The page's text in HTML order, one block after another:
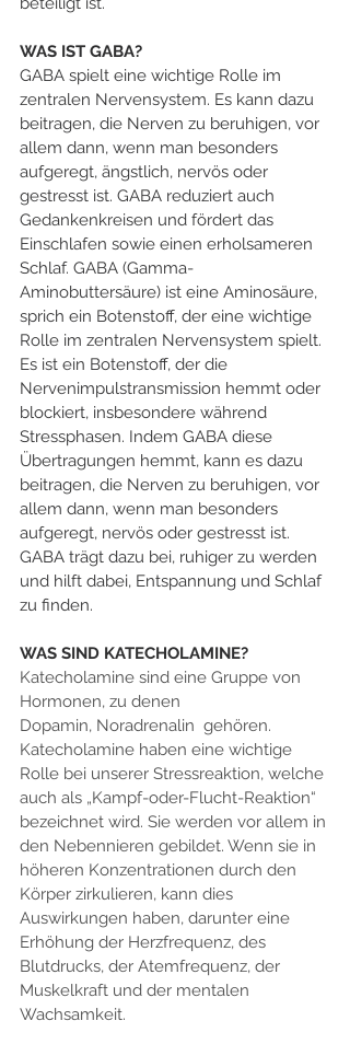
WAS IST GABA?
GABA spielt eine wichtige Rolle im
zentralen Nervensystem. Es kann dazu
beitragen, die Nerven zu beruhigen, vor
allem dann, wenn man besonders
aufgeregt, ängstlich, nervös oder
gestresst ist. GABA reduziert auch
Gedankenkreisen und fördert das
Einschlafen sowie einen erholsameren
Schlaf. GABA (Gamma-
Aminobuttersäure) ist eine Aminosäure,
sprich ein Botenstoff, der eine wichtige
Rolle im zentralen Nervensystem spielt.
Es ist ein Botenstoff, der die
Nervenimpulstransmission hemmt oder
blockiert, insbesondere während
Stressphasen. Indem GABA diese
Übertragungen hemmt, kann es dazu
beitragen, die Nerven zu beruhigen, vor
allem dann, wenn man besonders
aufgeregt, nervös oder gestresst ist.
GABA trägt dazu bei, ruhiger zu werden
und hilft dabei, Entspannung und Schlaf
zu finden.
WAS SIND KATECHOLAMINE?
Katecholamine sind eine Gruppe von
Hormonen, zu denen
Dopamin, Noradrenalin  gehören.
Katecholamine haben eine wichtige
Rolle bei unserer Stressreaktion, welche
auch als „Kampf-oder-Flucht-Reaktion“
bezeichnet wird. Sie werden vor allem in
den Nebennieren gebildet. Wenn sie in
höheren Konzentrationen durch den
Körper zirkulieren, kann dies
Auswirkungen haben, darunter eine
Erhöhung der Herzfrequenz, des
Blutdrucks, der Atemfrequenz, der
Muskelkraft und der mentalen
Wachsamkeit.